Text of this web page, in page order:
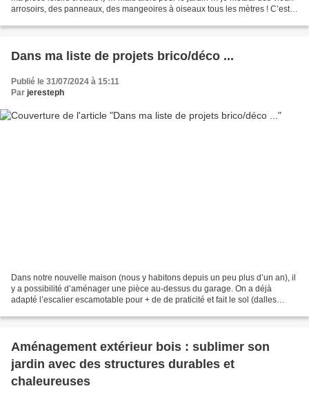
arrosoirs, des panneaux, des mangeoires à oiseaux tous les mètres ! C’est
Dans ma liste de projets brico/déco ...
Publié le 31/07/2024 à 15:11
Par jeresteph
Dans notre nouvelle maison (nous y habitons depuis un peu plus d’un an), il
y a possibilité d’aménager une pièce au-dessus du garage. On a déjà
adapté l’escalier escamotable pour + de de praticité et fait le sol (dalles
Aménagement extérieur bois : sublimer son
jardin avec des structures durables et
chaleureuses